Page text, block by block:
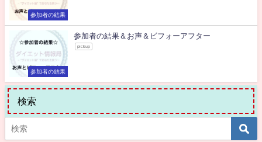
参加者の結果
参加者の結果
参加者の結果＆お声＆ビフォーアフター
pickup
検索